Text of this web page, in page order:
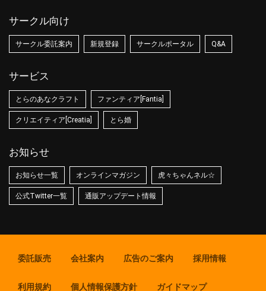
サークル向け
サークル委託案内 新規登録 サークルポータル Q&A
サービス
とらのあなクラフト ファンティア[Fantia]
クリエイティア[Creatia] とら婚
お知らせ
お知らせ一覧 オンラインマガジン 虎々ちゃんネル☆
公式Twitter一覧 通販アップデート情報
委託販売 会社案内 広告のご案内 採用情報
利用規約 個人情報保護方針 ガイドマップ